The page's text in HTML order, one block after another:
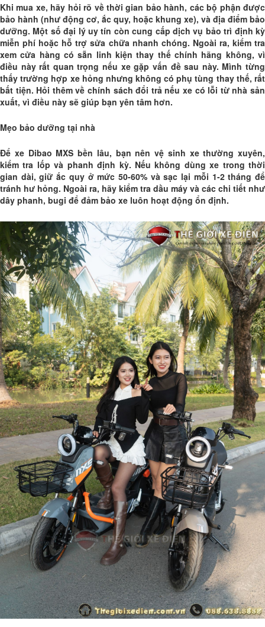
Khi mua xe, hãy hỏi rõ về thời gian bảo hành, các bộ phận được
bảo hành (như động cơ, ắc quy, hoặc khung xe), và địa điểm bảo
dưỡng. Một số đại lý uy tín còn cung cấp dịch vụ bảo trì định kỳ
miễn phí hoặc hỗ trợ sửa chữa nhanh chóng. Ngoài ra, kiểm tra
xem cửa hàng có sẵn linh kiện thay thế chính hãng không, vì
điều này rất quan trọng nếu xe gặp vấn đề sau này. Mình từng
thấy trường hợp xe hỏng nhưng không có phụ tùng thay thế, rất
bất tiện. Hỏi thêm về chính sách đổi trả nếu xe có lỗi từ nhà sản
xuất, vì điều này sẽ giúp bạn yên tâm hơn.
Mẹo bảo dưỡng tại nhà
Để xe Dibao MXS bền lâu, bạn nên vệ sinh xe thường xuyên,
kiểm tra lốp và phanh định kỳ. Nếu không dùng xe trong thời
gian dài, giữ ắc quy ở mức 50-60% và sạc lại mỗi 1-2 tháng để
tránh hư hỏng. Ngoài ra, hãy kiểm tra dầu máy và các chi tiết như
dây phanh, bugi để đảm bảo xe luôn hoạt động ổn định.